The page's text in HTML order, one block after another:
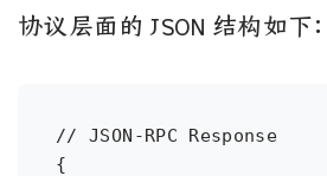
协议层面的 JSON 结构如下：
// JSON-RPC Response
{